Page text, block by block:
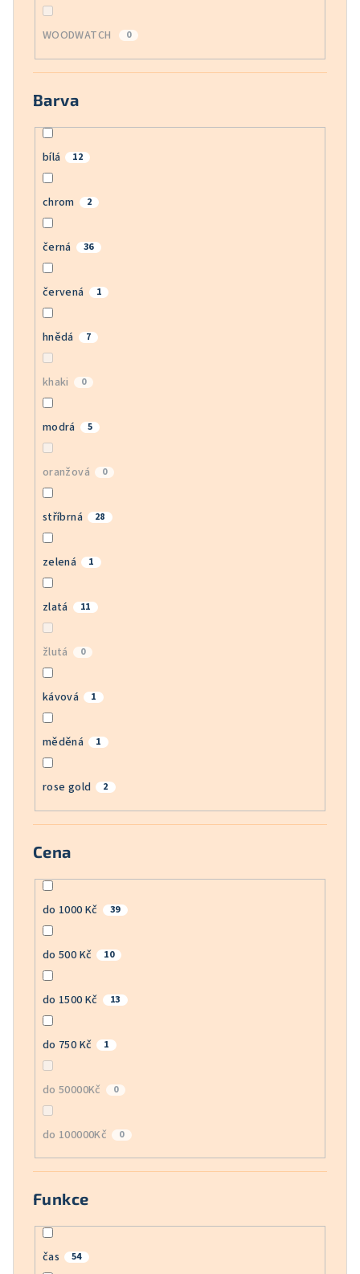
WOODWATCH 0
Barva
bílá 12
chrom 2
černá 36
červená 1
hnědá 7
khaki 0
modrá 5
oranžová 0
stříbrná 28
zelená 1
zlatá 11
žlutá 0
kávová 1
měděná 1
rose gold 2
Cena
do 1000 Kč 39
do 500 Kč 10
do 1500 Kč 13
do 750 Kč 1
do 50000Kč 0
do 100000Kč 0
Funkce
čas 54